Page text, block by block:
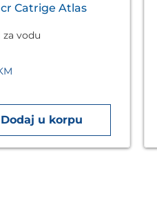
Catrige Atlas
za vodu
Dodaj u korpu